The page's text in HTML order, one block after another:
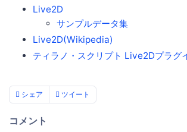
Live2D
サンプルデータ集
Live2D(Wikipedia)
ティラノ・スクリプト Live2Dプラグ
シェア ツイート
コメント